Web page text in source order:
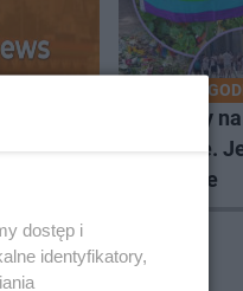
DWA
Byliśmy
Berlinie.
za serce
dostęp i
identyfikatory,